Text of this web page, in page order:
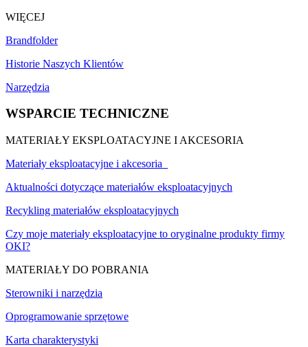
WIĘCEJ
Brandfolder
Historie Naszych Klientów
Narzędzia
WSPARCIE TECHNICZNE
MATERIAŁY EKSPLOATACYJNE I AKCESORIA
Materiały eksploatacyjne i akcesoria
Aktualności dotyczące materiałów eksploatacyjnych
Recykling materiałów eksploatacyjnych
Czy moje materiały eksploatacyjne to oryginalne produkty firmy
OKI?
MATERIAŁY DO POBRANIA
Sterowniki i narzędzia
Oprogramowanie sprzętowe
Karta charakterystyki